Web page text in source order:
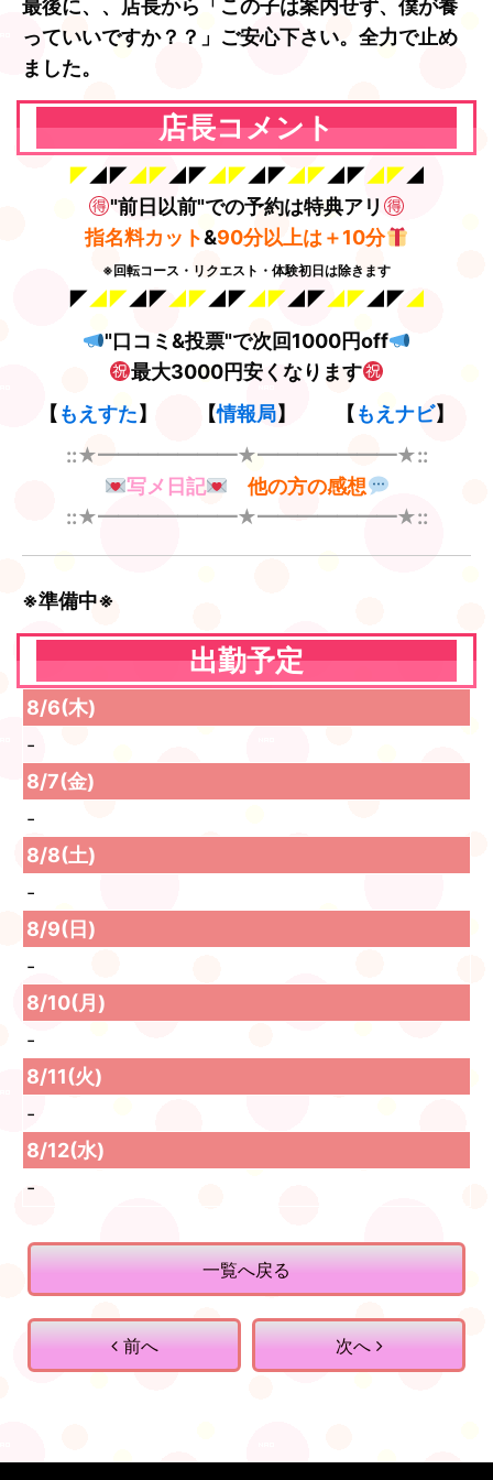
最後に、、店長から「この子は案内せず、僕が養
っていいですか？？」ご安心下さい。全力で止め
ました。
店長コメント
◤◢◤◢◤◢◤◢◤◢◤◢◤◢◤◢◤◢
"前日以前"での予約は特典アリ
指名料カット&90分以上は＋10分
※回転コース・リクエスト・体験初日は除きます
◤◢◤◢◤◢◤◢◤◢◤◢◤◢◤◢◤◢
"口コミ&投票"で次回1000円off
最大3000円安くなります
【 もえすた】 【情報局】 【 もえナビ】
::★━━━━━━━★━━━━━━━★::
写メ日記
他の方の感想
::★━━━━━━━★━━━━━━━★::
※準備中※
出勤予定
8/6(木)
-
8/7(金)
-
8/8(土)
-
8/9(日)
-
8/10(月)
-
8/11(火)
-
8/12(水)
-
前へ
一覧へ戻る
次へ